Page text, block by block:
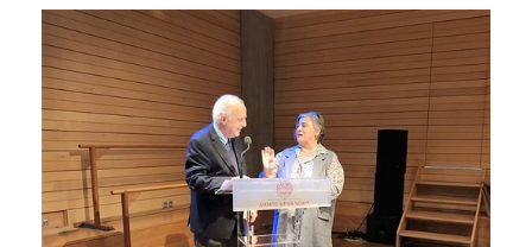
2012
2011
2010
2006